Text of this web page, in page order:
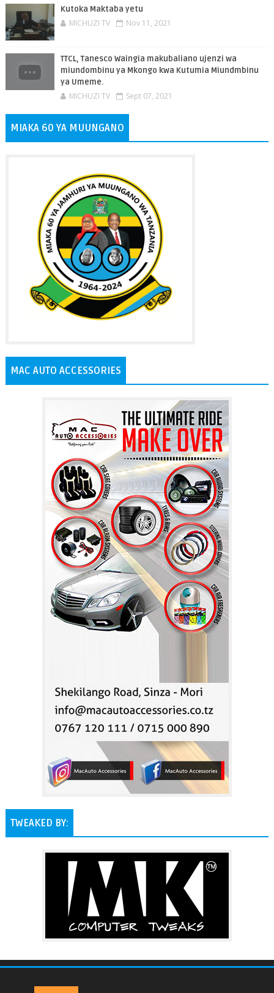
Kutoka Maktaba yetu
MICHUZI TV Nov 11, 2021
TTCL, Tanesco Waingia makubaliano ujenzi wa
miundombinu ya Mkongo kwa Kutumia Miundmbinu
ya Umeme.
MICHUZI TV Sept 07, 2021
MIAKA 60 YA MUUNGANO
MAC AUTO ACCESSORIES
TWEAKED BY: